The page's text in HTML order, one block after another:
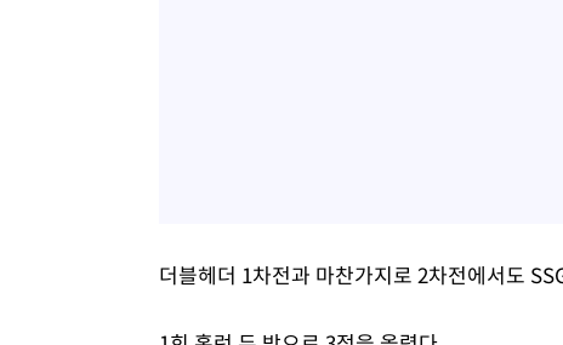
더블헤더 1차전과 마찬가지로 2차전에서도